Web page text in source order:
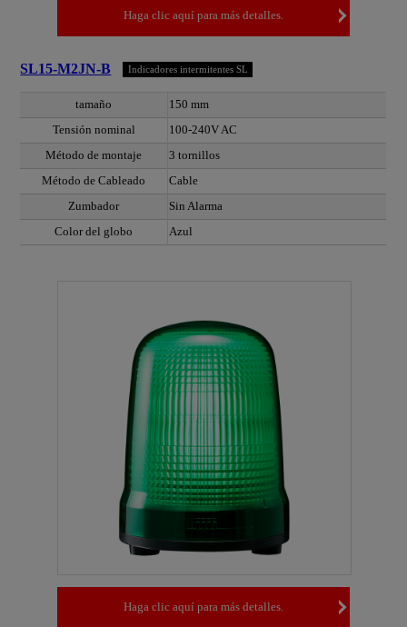
Haga clic aquí para más detalles.
SL15-M2JN-B Indicadores intermitentes SL
tamaño
150 mm
Tensión nominal
100-240V AC
Método de montaje
3 tornillos
Método de Cableado
Cable
Zumbador
Sin Alarma
Color del globo
Azul
Haga clic aquí para más detalles.